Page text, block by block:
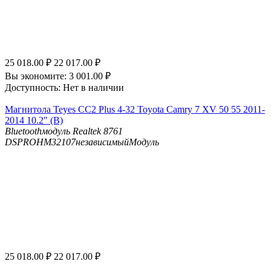
25 018.00 ₽ 22 017.00 ₽
Вы экономите: 3 001.00 ₽
Доступность: Нет в наличии
Магнитола Teyes CC2 Plus 4-32 Toyota Camry 7 XV 50 55 2011-
2014 10.2" (B)
Bluetoothмодуль Realtek 8761
DSPROHM32107независимыйМодуль
25 018.00 ₽ 22 017.00 ₽